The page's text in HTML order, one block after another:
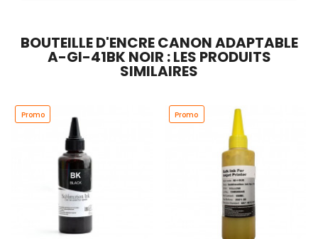
BOUTEILLE D'ENCRE CANON ADAPTABLE
A-GI-41BK NOIR : LES PRODUITS
SIMILAIRES
Promo Promo